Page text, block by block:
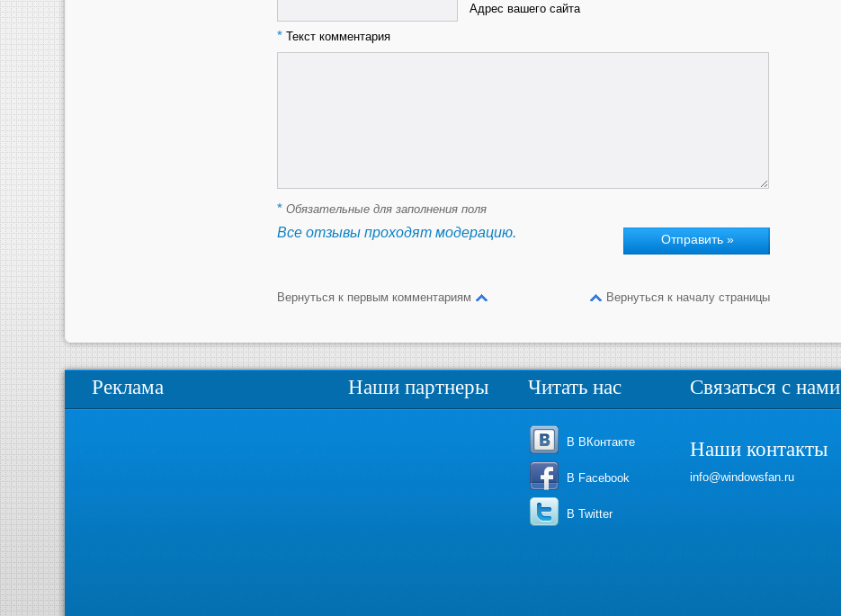
Адрес вашего сайта
* Текст комментария
* Обязательные для заполнения поля
Все отзывы проходят модерацию.
Вернуться к первым комментариям Вернуться к началу страницы
Реклама Наши партнеры Читать нас
В ВКонтакте
В Facebook
В Twitter
Связаться с нами
Наши контакты
info@windowsfan.ru